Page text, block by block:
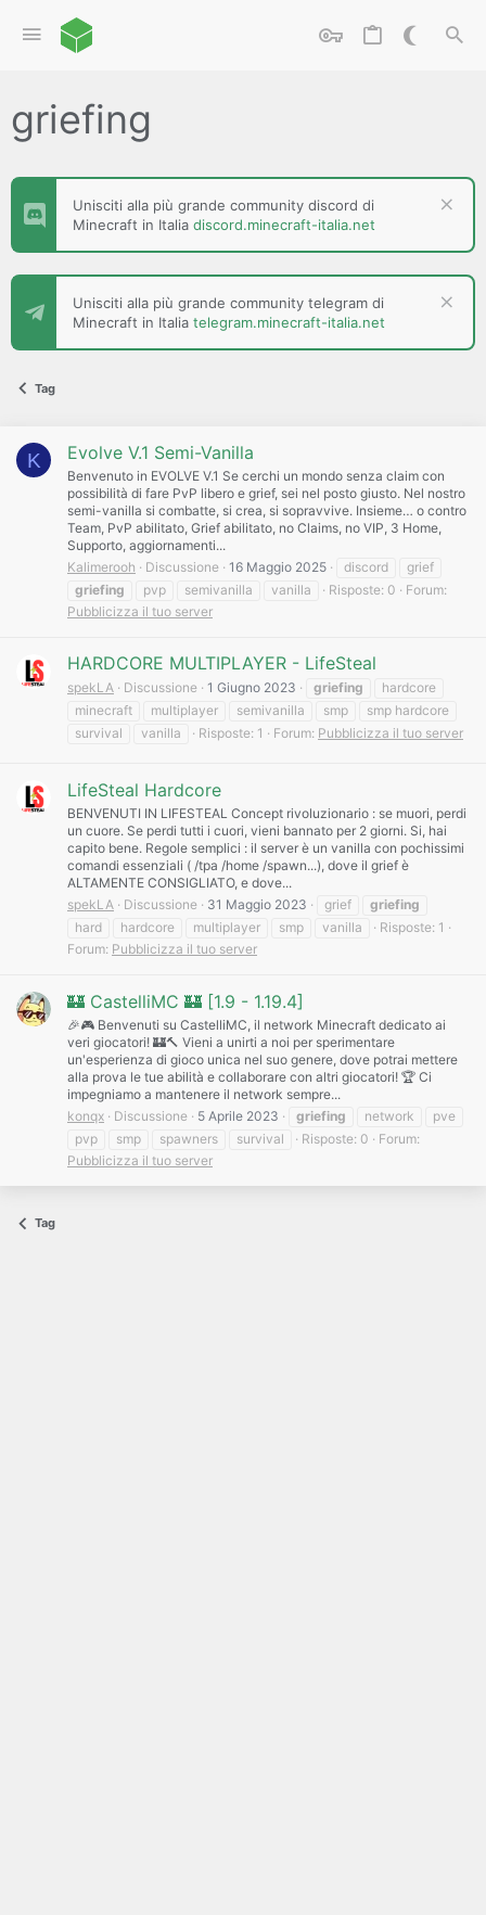
griefing
Unisciti alla più grande community discord di
Minecraft in Italia discord.minecraft-italia.net
Unisciti alla più grande community telegram di
Minecraft in Italia telegram.minecraft-italia.net
Tag
K Evolve V.1 Semi-Vanilla
Benvenuto in EVOLVE V.1 Se cerchi un mondo senza claim con
possibilità di fare PvP libero e grief, sei nel posto giusto. Nel nostro
semi-vanilla si combatte, si crea, si sopravvive. Insieme… o contro
Team, PvP abilitato, Grief abilitato, no Claims, no VIP, 3 Home,
Supporto, aggiornamenti...
Kalimerooh
Discussione 16 Maggio 2025 discord
grief
griefing
pvp semivanilla vanilla Risposte: 0
Forum:
Pubblicizza il tuo server
HARDCORE MULTIPLAYER - LifeSteal
spekLA Discussione 1 Giugno 2023 griefing
hardcore
minecraft
multiplayer semivanilla smp
smp hardcore
survival
vanilla Risposte: 1 Forum: Pubblicizza il tuo server
LifeSteal Hardcore
BENVENUTI IN LIFESTEAL Concept rivoluzionario : se muori, perdi
un cuore. Se perdi tutti i cuori, vieni bannato per 2 giorni. Si, hai
capito bene. Regole semplici : il server è un vanilla con pochissimi
comandi essenziali ( /tpa /home /spawn...), dove il grief è
ALTAMENTE CONSIGLIATO, e dove...
spekLA
Discussione 31 Maggio 2023 grief
griefing
hard
hardcore multiplayer smp vanilla
Risposte: 1
Forum: Pubblicizza il tuo server
🏰 CastelliMC 🏰 [1.9 - 1.19.4]
🎉🎮 Benvenuti su CastelliMC, il network Minecraft dedicato ai
veri giocatori! 🏰🔨 Vieni a unirti a noi per sperimentare
un'esperienza di gioco unica nel suo genere, dove potrai mettere
alla prova le tue abilità e collaborare con altri giocatori! 🏆 Ci
impegniamo a mantenere il network sempre...
konqx
Discussione 5 Aprile 2023 griefing network
pve
pvp
smp spawners survival Risposte: 0
Forum:
Pubblicizza il tuo server
Tag